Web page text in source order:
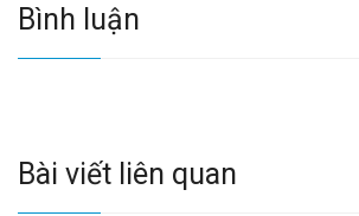
Bình luận
Bài viết liên quan